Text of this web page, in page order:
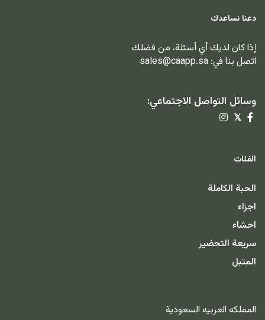
دعنا نساعدك
إذا كان لديك أي أسئلة، من فضلك
اتصل بنا في: sales@caapp.sa
وسائل التواصل الاجتماعي:
𝕏
الفئات
الحبة الكاملة
اجزاء
احشاء
سريعة التحضير
المتبل
المملكه العربيه السعودية